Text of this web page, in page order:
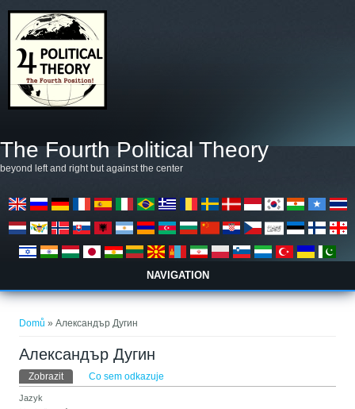
The Fourth Political Theory
beyond left and right but against the center
NAVIGATION
Jste zde
Domů » Александър Дугин
Александър Дугин
Hlavní záložky
Zobrazit(aktivní záložka)
Co sem odkazuje
Jazyk